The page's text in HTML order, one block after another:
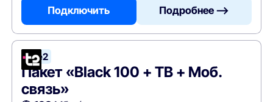
Подключить Подробнее —>
Tele2
Пакет «Black 100 + ТВ + Моб.
связь»